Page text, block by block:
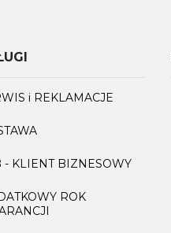
i REKLAMACJE
- KLIENT BIZNESOWY
ROK